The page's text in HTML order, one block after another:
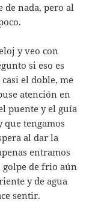
de nada, pero al
y veo con
si eso es
el doble, me
atención en
puente y el guía
que tengamos
al dar la
entramos
golpe de frio aún
y de agua
sentir.